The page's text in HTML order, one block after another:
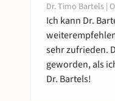
Dr. Timo Bartels |
Ich kann Dr.
sehr zufrieden.
geworden, als
Dr. Bartels!